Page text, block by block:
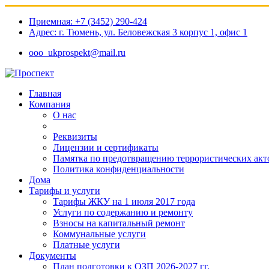
Приемная: +7 (3452) 290-424
Адрес: г. Тюмень, ул. Беловежская 3 корпус 1, офис 1​
ooo_ukprospekt@mail.ru
Главная
Компания
О нас
Реквизиты
Лицензии и сертификаты
Памятка по предотвращению террористических
Политика конфиденциальности
Дома
Тарифы и услуги
Тарифы ЖКУ на 1 июля 2017 года
Услуги по содержанию и ремонту
Взносы на капитальный ремонт
Коммунальные услуги
Платные услуги
Документы
План подготовки к ОЗП 2026-2027 гг.